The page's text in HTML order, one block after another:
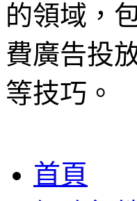
的領域，
費廣告投
等技巧。
至
首頁